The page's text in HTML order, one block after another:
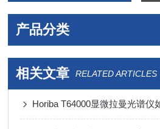
产品分类
相关文章 RELATED ARTICLES